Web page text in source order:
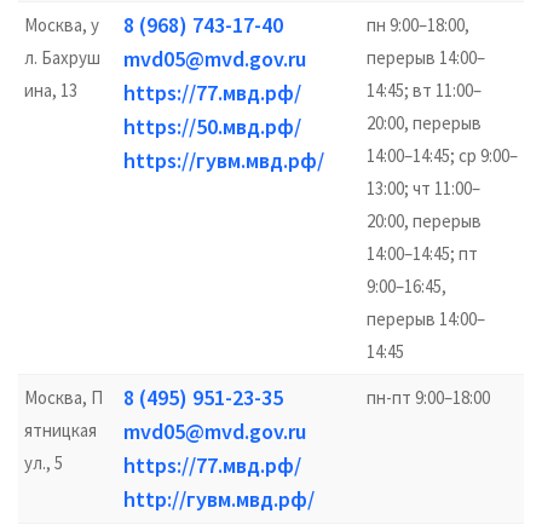
Москва, у
л. Бахруш
ина, 13
8 (968) 743-17-40
mvd05@mvd.gov.ru
https://77.мвд.рф/
https://50.мвд.рф/
https://гувм.мвд.рф/
пн 9:00–18:00,
перерыв 14:00–
14:45; вт 11:00–
20:00, перерыв
14:00–14:45; ср 9:00–
13:00; чт 11:00–
20:00, перерыв
14:00–14:45; пт
9:00–16:45,
перерыв 14:00–
14:45
Москва, П
ятницкая
ул., 5
8 (495) 951-23-35
mvd05@mvd.gov.ru
https://77.мвд.рф/
http://гувм.мвд.рф/
пн-пт 9:00–18:00